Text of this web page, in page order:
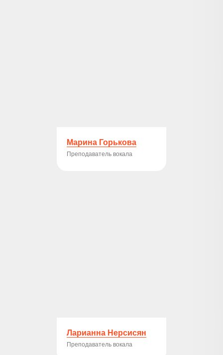
Марина Горькова
Преподаватель вокала
Ларианна Нерсисян
Преподаватель вокала